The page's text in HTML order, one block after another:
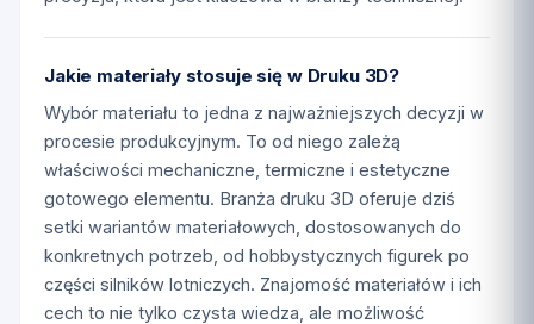
Jakie materiały stosuje się w Druku 3D?
Wybór materiału to jedna z najważniejszych decyzji w
procesie produkcyjnym. To od niego zależą
właściwości mechaniczne, termiczne i estetyczne
gotowego elementu. Branża druku 3D oferuje dziś
setki wariantów materiałowych, dostosowanych do
konkretnych potrzeb, od hobbystycznych figurek po
części silników lotniczych. Znajomość materiałów i ich
cech to nie tylko czysta wiedza, ale możliwość